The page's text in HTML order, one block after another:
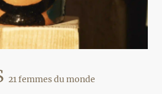
21 femmes du monde